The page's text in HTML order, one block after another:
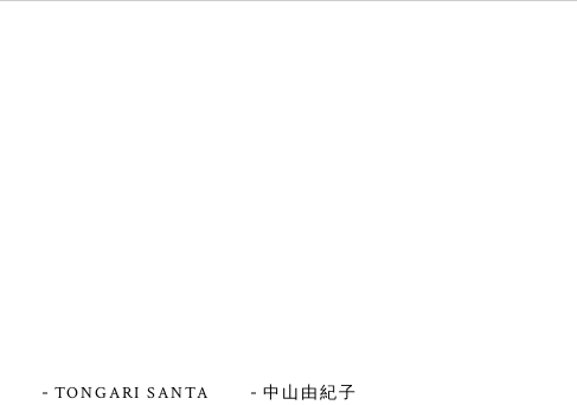
TONGARI SANTA 中山由紀子